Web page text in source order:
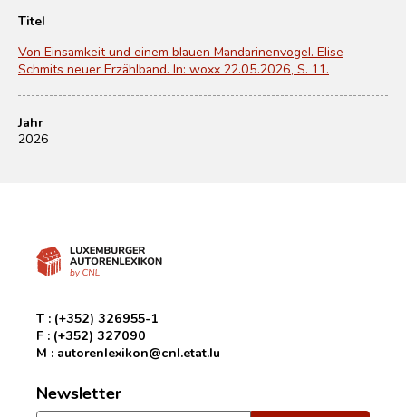
Titel
Von Einsamkeit und einem blauen Mandarinenvogel. Elise
Schmits neuer Erzählband. In: woxx 22.05.2026, S. 11.
Jahr
2026
T : (+352) 326955-1
F : (+352) 327090
M : autorenlexikon@cnl.etat.lu
Newsletter